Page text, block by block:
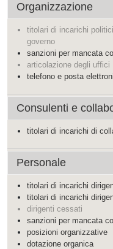
Organizzazione
titolari di incarichi
governo
sanzioni per mancata
articolazione degli uffici
telefono e posta
Consulenti e
titolari di incarichi di
Personale
titolari di incarichi
titolari di incarichi
dirigenti cessati
sanzioni per mancata
posizioni organizzative
dotazione organica